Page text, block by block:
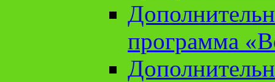
программа